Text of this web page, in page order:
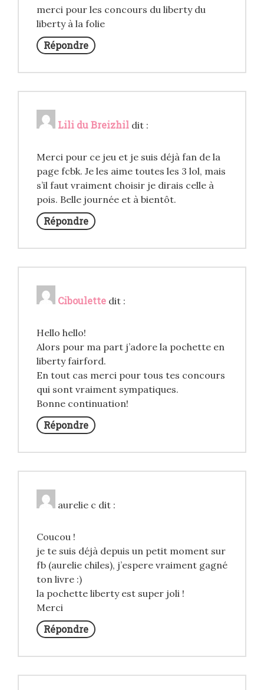
merci pour les concours du liberty du
liberty à la folie
Répondre
Lili du Breizhil dit :
Merci pour ce jeu et je suis déjà fan de la
page fcbk. Je les aime toutes les 3 lol, mais
s’il faut vraiment choisir je dirais celle à
pois. Belle journée et à bientôt.
Répondre
Ciboulette dit :
Hello hello!
Alors pour ma part j’adore la pochette en
liberty fairford.
En tout cas merci pour tous tes concours
qui sont vraiment sympatiques.
Bonne continuation!
Répondre
aurelie c dit :
Coucou !
je te suis déjà depuis un petit moment sur
fb (aurelie chiles), j’espere vraiment gagné
ton livre :)
la pochette liberty est super joli !
Merci
Répondre